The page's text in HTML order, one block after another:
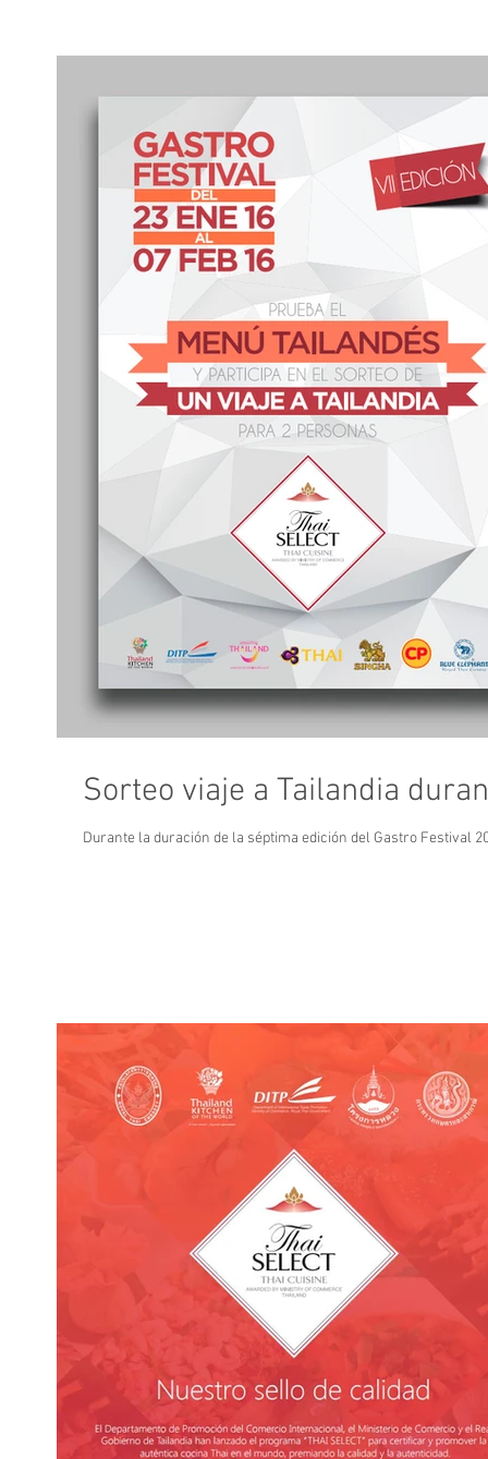
Sorteo viaje a Tailandia
Durante la duración de la séptima edición del Gastro Festival